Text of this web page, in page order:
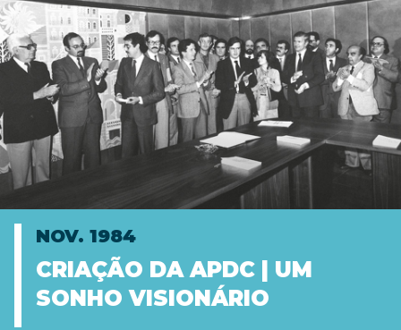
NOV. 1984
CRIAÇÃO DA APDC | UM
SONHO VISIONÁRIO